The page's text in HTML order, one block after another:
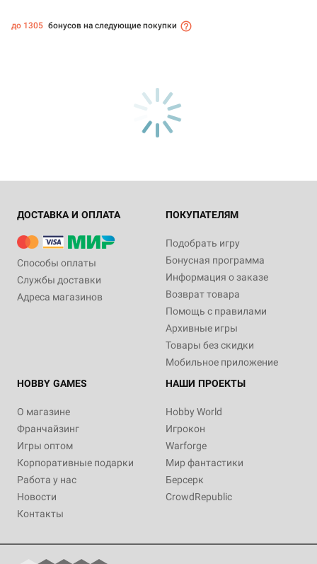
до 1305 бонусов на следующие покупки
ДОСТАВКА И ОПЛАТА
Способы оплаты
Службы доставки
Адреса магазинов
ПОКУПАТЕЛЯМ
Подобрать игру
Бонусная программа
Информация о заказе
Возврат товара
Помощь с правилами
Архивные игры
Товары без скидки
Мобильное приложение
HOBBY GAMES
О магазине
Франчайзинг
Игры оптом
Корпоративные подарки
Работа у нас
Новости
Контакты
НАШИ ПРОЕКТЫ
Hobby World
Игрокон
Warforge
Мир фантастики
Берсерк
CrowdRepublic